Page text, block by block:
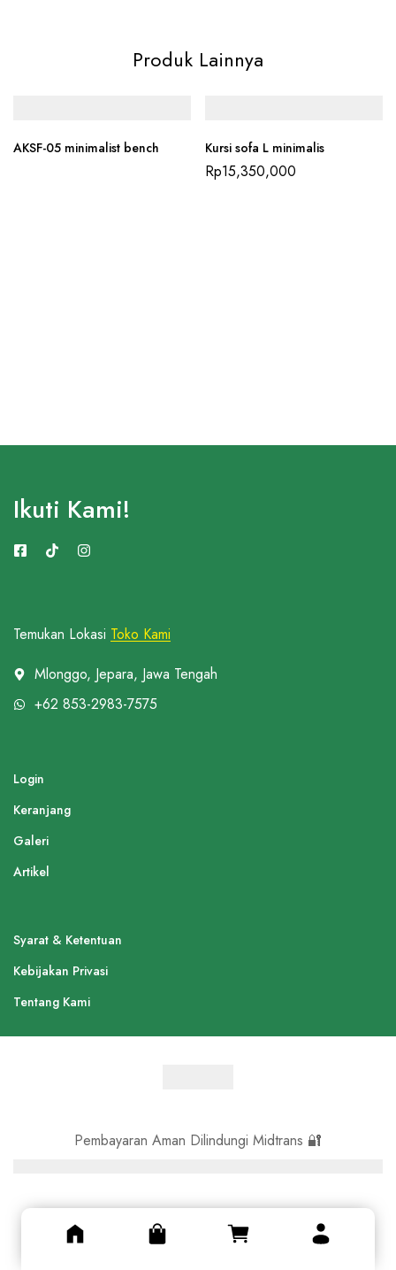
Produk Lainnya
AKSF-05 minimalist bench Kursi sofa L minimalis
Rp15,350,000
Temukan Lokasi Toko Kami
Mlonggo, Jepara, Jawa Tengah
+62 853-2983-7575
Login
Keranjang
Galeri
Artikel
Syarat & Ketentuan
Kebijakan Privasi
Tentang Kami
Ikuti Kami!
© Asli Kayu 2024
Pembayaran Aman Dilindungi Midtrans 🔐